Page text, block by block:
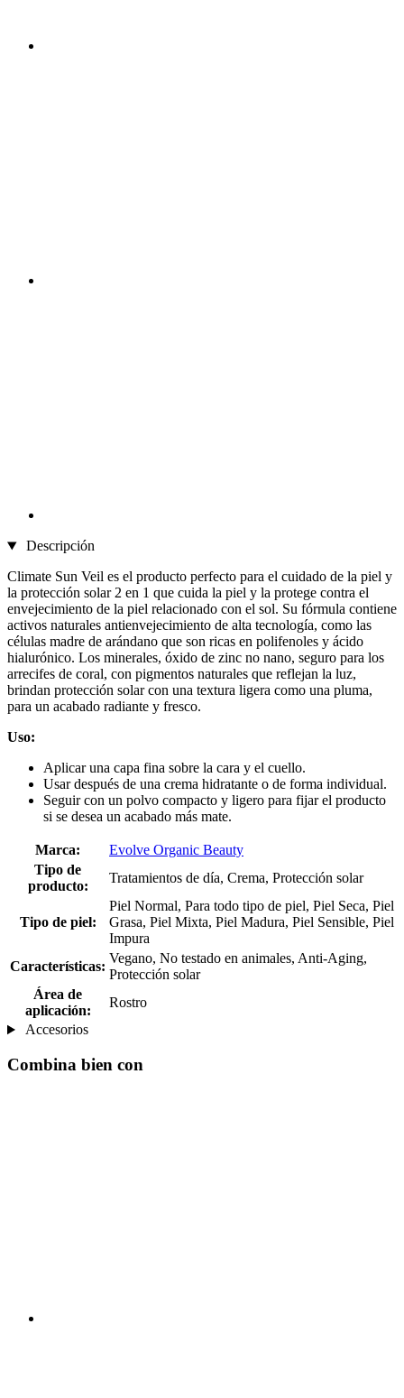
Descripción
Climate Sun Veil es el producto perfecto para el cuidado de la piel y
la protección solar 2 en 1 que cuida la piel y la protege contra el
envejecimiento de la piel relacionado con el sol. Su fórmula contiene
activos naturales antienvejecimiento de alta tecnología, como las
células madre de arándano que son ricas en polifenoles y ácido
hialurónico. Los minerales, óxido de zinc no nano, seguro para los
arrecifes de coral, con pigmentos naturales que reflejan la luz,
brindan protección solar con una textura ligera como una pluma,
para un acabado radiante y fresco.
Uso:
Aplicar una capa fina sobre la cara y el cuello.
Usar después de una crema hidratante o de forma individual.
Seguir con un polvo compacto y ligero para fijar el producto
si se desea un acabado más mate.
Marca:
Evolve Organic Beauty
Tipo de
producto:
Tratamientos de día, Crema, Protección solar
Tipo de piel:
Piel Normal, Para todo tipo de piel, Piel Seca, Piel
Grasa, Piel Mixta, Piel Madura, Piel Sensible, Piel
Impura
Características:
Vegano, No testado en animales, Anti-Aging,
Protección solar
Área de
aplicación:
Rostro
Accesorios
Combina bien con